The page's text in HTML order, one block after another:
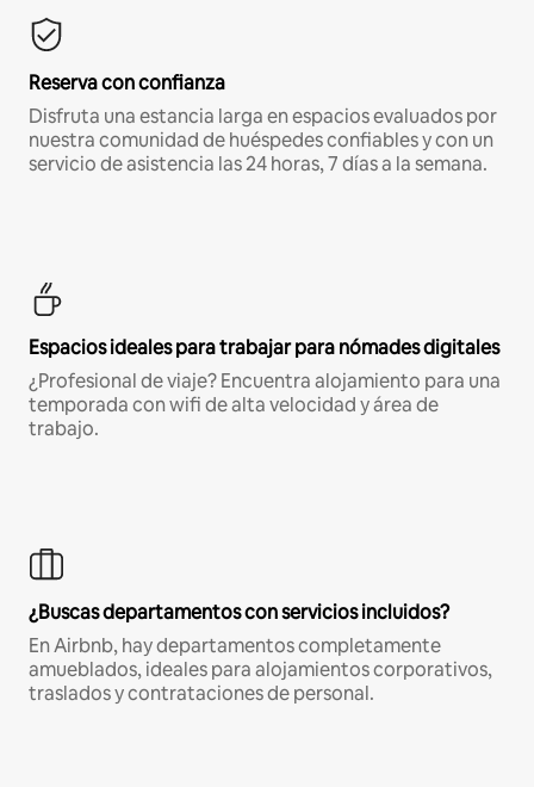
Reserva con confianza
Disfruta una estancia larga en espacios evaluados por
nuestra comunidad de huéspedes confiables y con un
servicio de asistencia las 24 horas, 7 días a la semana.
Espacios ideales para trabajar para nómades digitales
¿Profesional de viaje? Encuentra alojamiento para una
temporada con wifi de alta velocidad y área de
trabajo.
¿Buscas departamentos con servicios incluidos?
En Airbnb, hay departamentos completamente
amueblados, ideales para alojamientos corporativos,
traslados y contrataciones de personal.